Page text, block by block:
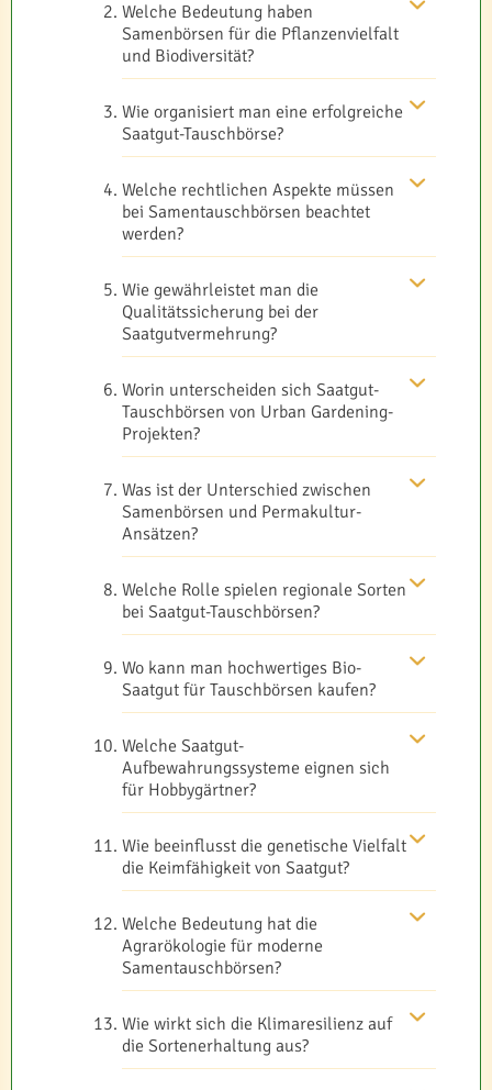
Welche Bedeutung haben
Samenbörsen für die Pflanzenvielfalt
und Biodiversität?
Wie organisiert man eine erfolgreiche
Saatgut-Tauschbörse?
Welche rechtlichen Aspekte müssen
bei Samentauschbörsen beachtet
werden?
Wie gewährleistet man die
Qualitätssicherung bei der
Saatgutvermehrung?
Worin unterscheiden sich Saatgut-
Tauschbörsen von Urban Gardening-
Projekten?
Was ist der Unterschied zwischen
Samenbörsen und Permakultur-
Ansätzen?
Welche Rolle spielen regionale Sorten
bei Saatgut-Tauschbörsen?
Wo kann man hochwertiges Bio-
Saatgut für Tauschbörsen kaufen?
Welche Saatgut-
Aufbewahrungssysteme eignen sich
für Hobbygärtner?
Wie beeinflusst die genetische Vielfalt
die Keimfähigkeit von Saatgut?
Welche Bedeutung hat die
Agrarökologie für moderne
Samentauschbörsen?
Wie wirkt sich die Klimaresilienz auf
die Sortenerhaltung aus?